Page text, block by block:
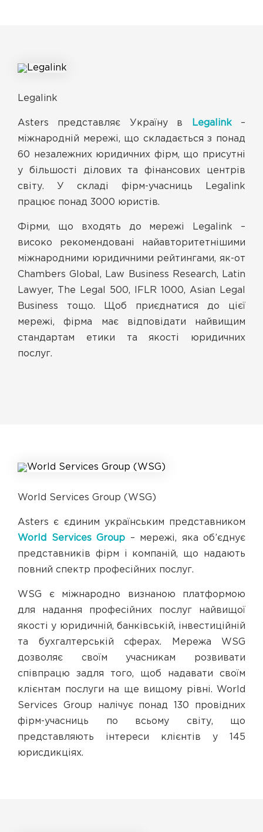
Legalink
Asters представляє Україну в Legalink–
міжнародній мережі, що складається з понад
60 незалежних юридичних фірм, що присутні
у більшості ділових та фінансових центрів
світу. У складі фірм-учасниць Legalink
працює понад 3000 юристів.
Фірми, що входять до мережі Legalink –
високо рекомендовані найавторитетнішими
міжнародними юридичними рейтингами, як-от
Chambers Global, Law Business Research, Latin
Lawyer, The Legal 500, IFLR 1000, Asian Legal
Business тощо. Щоб приєднатися до цієї
мережі, фірма має відповідати найвищим
стандартам етики та якості юридичних
послуг.
World Services Group (WSG)
Asters є єдиним українським представником
World Services Group – мережі, яка об’єднує
представників фірм і компаній, що надають
повний спектр професійних послуг.
WSG є міжнародно визнаною платформою
для надання професійних послуг найвищої
якості у юридичній, банківській, інвестиційній
та бухгалтерській сферах. Мережа WSG
дозволяє своїм учасникам розвивати
співпрацю задля того, щоб надавати своїм
клієнтам послуги на ще вищому рівні. World
Services Group налічує понад 130 провідних
фірм-учасниць по всьому світу, що
представляють інтереси клієнтів у 145
юрисдикціях.